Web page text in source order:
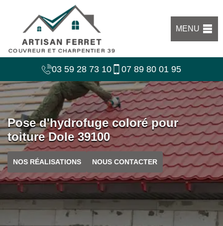
MENU
03 59 28 73 10 07 89 80 01 95
Pose d'hydrofuge coloré pour
toiture Dole 39100
NOS RÉALISATIONS NOUS CONTACTER